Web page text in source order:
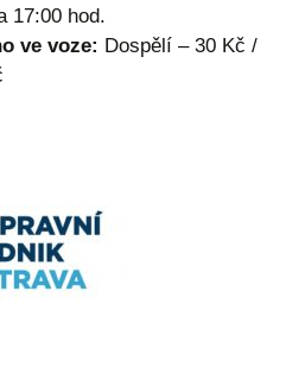
17:00 hod.
ve voze: Dospělí – 30 Kč /